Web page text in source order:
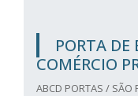
PORTA DE
COMÉRCIO
ABCD PORTAS / SÃO